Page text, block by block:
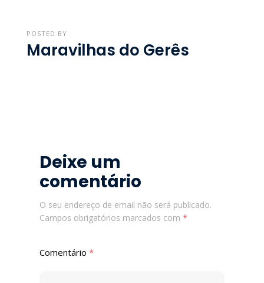
POSTED BY
Maravilhas do Gerês
Deixe um
comentário
O seu endereço de email não será publicado.
Campos obrigatórios marcados com*
Comentário*